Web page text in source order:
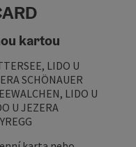
kartou
LIDO U
SCHÖNAUER
LIDO U
U JEZERA